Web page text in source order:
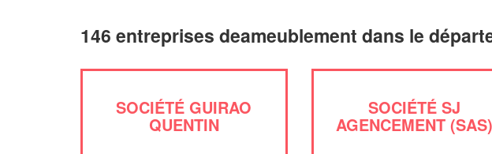
146 entreprises deameublement dans le
SOCIÉTÉ GUIRAO
QUENTIN
SOCIÉTÉ SJ
AGENCEMENT (SAS)